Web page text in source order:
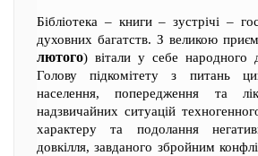
Бібліотека – книги – зустрічі –
духовних багатств. З великою
лютого) вітали у себе народного
Голову підкомітету з питань
населення, попередження та
надзвичайних ситуацій
характеру та подолання
довкілля, завданого збройним